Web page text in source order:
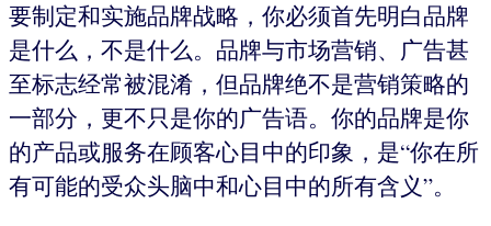
要制定和实施品牌战略，你必须首先明白品牌
是什么，不是什么。品牌与市场营销、广告甚
至标志经常被混淆，但品牌绝不是营销策略的
一部分，更不只是你的广告语。你的品牌是你
的产品或服务在顾客心目中的印象，是“你在所
有可能的受众头脑中和心目中的所有含义”。